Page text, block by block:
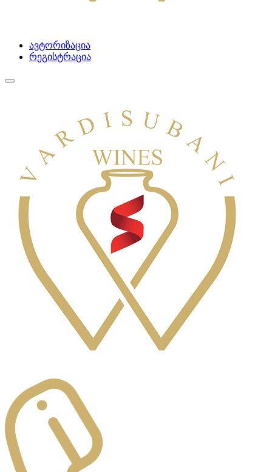
ავტორიზაცია
რეგისტრაცია